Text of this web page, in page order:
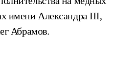
имени Александра III,
Абрамов.